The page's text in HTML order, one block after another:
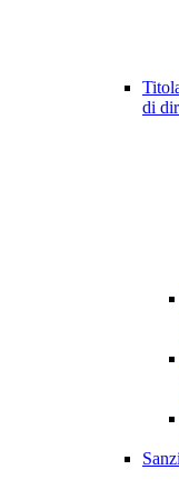
di